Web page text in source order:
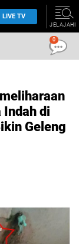
LIVE TV
JELAJAHI
Indah di
Geleng
0